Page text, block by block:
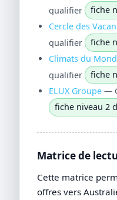
qualifier
fiche
Cercle des
qualifier
fiche
Climats du
qualifier
fiche
ELUX Groupe—
fiche niveau 2
Matrice de
Cette matrice
offres vers